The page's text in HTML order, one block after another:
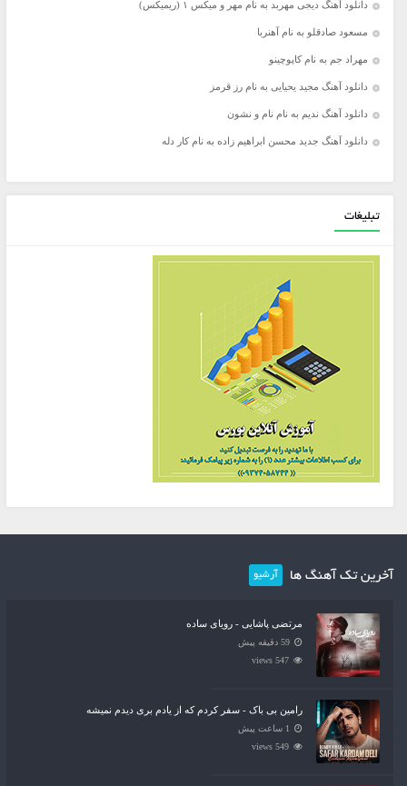
دانلود آهنگ دیجی مهربد به نام مهر و میکس ۱ (ریمیکس)
مسعود صادقلو به نام آهنربا
مهراد جم به نام کاپوچینو
دانلود آهنگ مجید یحیایی به نام رز قرمز
دانلود آهنگ ندیم به نام نام و نشون
دانلود آهنگ جدید محسن ابراهیم زاده به نام کار دله
تبلیغات
آخرین تک آهنگ ها آرشیو
مرتضی پاشایی - رویای ساده
59 دقیقه پیش
547 views
رامین بی باک - سفر کردم که از یادم بری دیدم نمیشه
1 ساعت پیش
549 views